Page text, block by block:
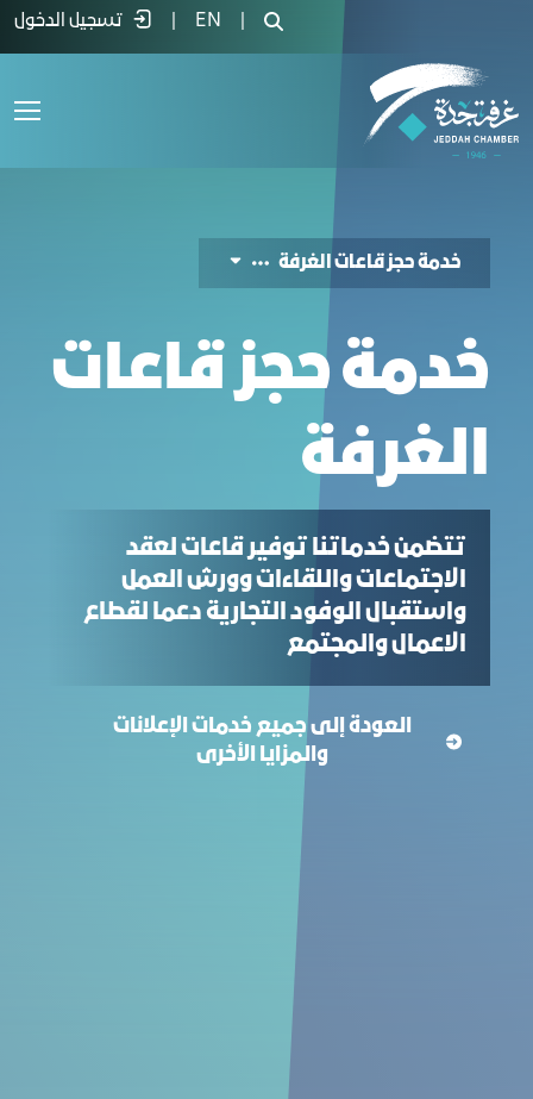
خدمة حجز قاعة - غرفة جدةEN تسجيل الدخول
خدمة حجز قاعات الغرفة
خدمة حجز قاعات
الغرفة
تتضمن خدماتنا توفير قاعات لعقد
الاجتماعات واللقاءات وورش العمل
واستقبال الوفود التجارية دعما لقطاع
الاعمال والمجتمع
العودة إلى جميع خدمات الإعلانات
والمزايا الأخرى